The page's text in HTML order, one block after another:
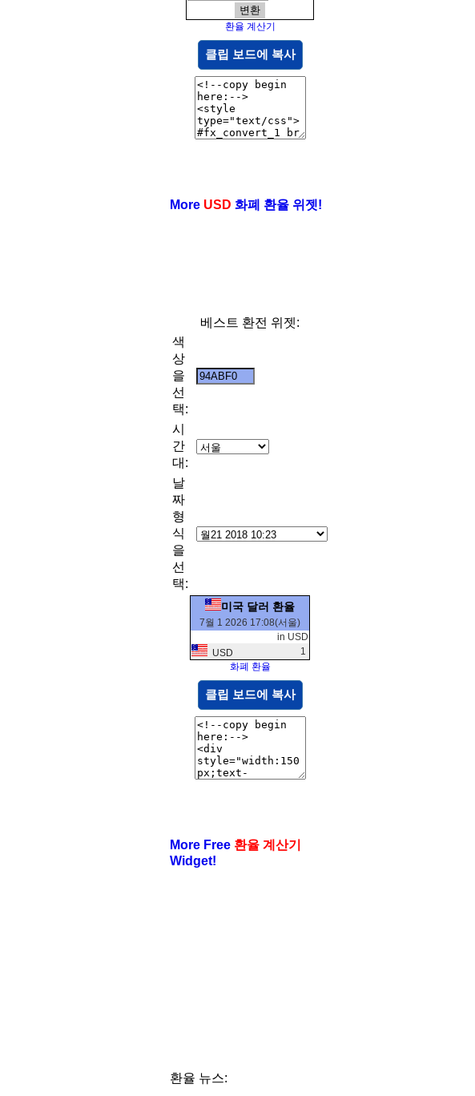
환율 계산기
클립 보드에 복사
More USD 화폐 환율 위젯!
베스트 환전 위젯:
색
상
을
선
택:
시
간
대:
날
짜
형
식
을
선
택:
미국 달러 환율
7월 1 2026 17:08(서울)
in USD
USD
1
화폐 환율
클립 보드에 복사
More Free 환율 계산기
Widget!
환율 뉴스: